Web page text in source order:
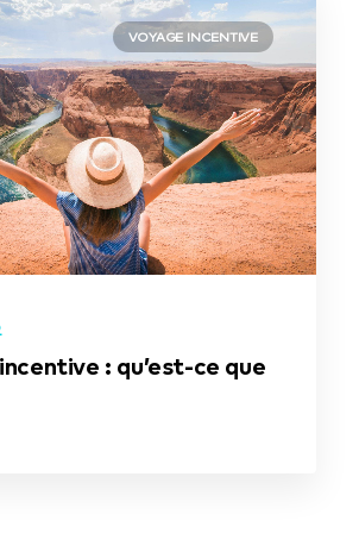
VOYAGE INCENTIVE
: qu’est-ce que